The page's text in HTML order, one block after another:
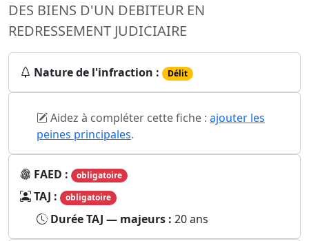
DES BIENS D'UN DEBITEUR EN
REDRESSEMENT JUDICIAIRE
Nature de l'infraction : Délit
Aidez à compléter cette fiche : ajouter les
peines principales.
FAED : obligatoire
TAJ : obligatoire
Durée TAJ — majeurs : 20 ans